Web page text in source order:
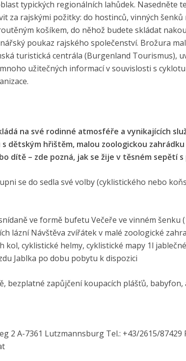
typických regionálních lahůdek. Nasedněte
za rajskými požitky: do hostinců, vinných šenků
košíkem, do něhož budete skládat
poukaz rajského společenství. Brožura
turistická centrála (Burgenland Tourismus),
užitečných informací v souvislosti s
na své rodinné atmosféře a vynikajících
dětským hřištěm, malou zoologickou
dítě – zde pozná, jak se žije v těsném sepětí
se do sedla své volby (cyklistického nebo
ve formě bufetu Večeře ve vinném šenku
lázní Návštěva zvířátek v malé zoologické
cyklistické helmy, cyklistické mapy 1l
Jablka po dobu pobytu k dispozici
bezplatné zapůjčení koupacích plášťů, babyfon,
2 A-7361 Lutzmannsburg Tel.: +43/2615/87429